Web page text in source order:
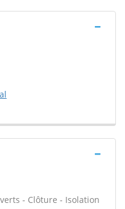
- Clôture - Isolation